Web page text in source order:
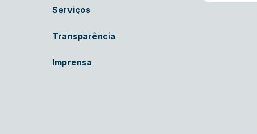
Serviços
Transparência
Imprensa